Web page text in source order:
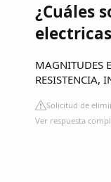
¿Cuáles
MAGNITUDES
RESISTENCIA,
Solicitud de
Ver respuesta